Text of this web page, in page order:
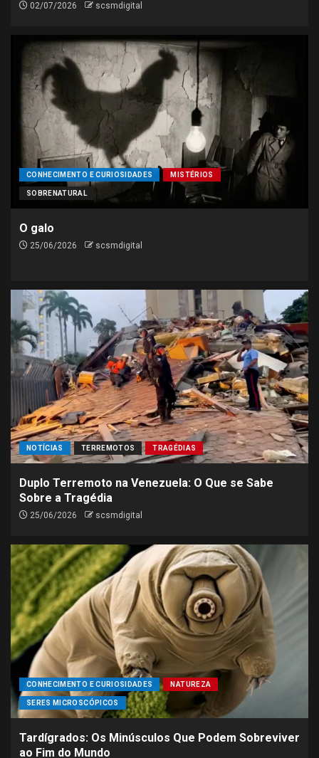
02/07/2026 scsmdigital
CONHECIMENTO E CURIOSIDADES MISTÉRIOS
SOBRENATURAL
O galo
25/06/2026 scsmdigital
NOTÍCIAS TERREMOTOS TRAGÉDIAS
Duplo Terremoto na Venezuela: O Que se Sabe
Sobre a Tragédia
25/06/2026 scsmdigital
CONHECIMENTO E CURIOSIDADES NATUREZA
SERES MICROSCÓPICOS
Tardígrados: Os Minúsculos Que Podem Sobreviver
ao Fim do Mundo